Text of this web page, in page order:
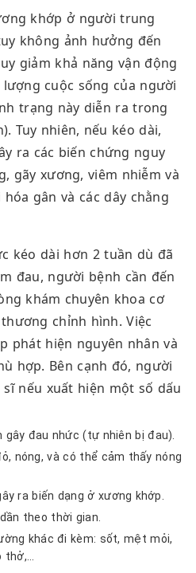
khớp ở người trung
không ảnh hưởng đến
giảm khả năng vận động
cuộc sống của người
trạng này diễn ra trong
Tuy nhiên, nếu kéo dài,
ra các biến chứng nguy
gãy xương, viêm nhiễm và
gân và các dây chằng
kéo dài hơn 2 tuần dù đã
đau, người bệnh cần đến
khám chuyên khoa cơ
chỉnh hình. Việc
phát hiện nguyên nhân và
hợp. Bên cạnh đó, người
nếu xuất hiện một số dấu
gây đau nhức (tự nhiên bị đau).
nóng, và có thể cảm thấy nóng
ra biến dạng ở xương khớp.
theo thời gian.
khác đi kèm: sốt, mệt mỏi,